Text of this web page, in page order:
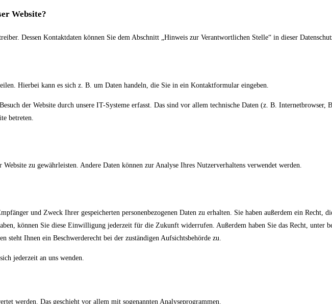
Website?
Dessen Kontaktdaten können Sie dem Abschnitt „Hinweis zur Verantwortlichen Stelle“ in dieser
Hierbei kann es sich z. B. um Daten handeln, die Sie in ein Kontaktformular eingeben.
der Website durch unsere IT-Systeme erfasst. Das sind vor allem technische Daten (z. B. Internetbrowser,
betreten.
zu gewährleisten. Andere Daten können zur Analyse Ihres Nutzerverhaltens verwendet werden.
und Zweck Ihrer gespeicherten personenbezogenen Daten zu erhalten. Sie haben außerdem ein Recht,
können Sie diese Einwilligung jederzeit für die Zukunft widerrufen. Außerdem haben Sie das Recht, unter
steht Ihnen ein Beschwerderecht bei der zuständigen Aufsichtsbehörde zu.
jederzeit an uns wenden.
werden. Das geschieht vor allem mit sogenannten Analyseprogrammen.